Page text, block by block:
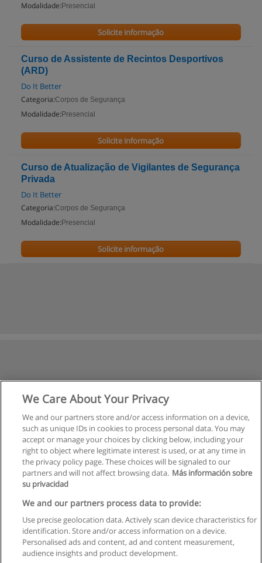
Modalidade: Presencial
Solicite informação
Curso de Assistente de Recintos Desportivos
(ARD)
Do It Better
Categoria:Corpos de Segurança
Modalidade: Presencial
Solicite informação
Curso de Atualização de Vigilantes de Segurança
Privada
Do It Better
Categoria:Corpos de Segurança
Modalidade: Presencial
Solicite informação
Regras de uso
Privacidade de dados
We Care About Your Privacy
We and our partners store and/or access information on a device,
such as unique IDs in cookies to process personal data. You may
accept or manage your choices by clicking below, including your
right to object where legitimate interest is used, or at any time in
the privacy policy page. These choices will be signaled to our
partners and will not affect browsing data. Más información sobre
su privacidad
We and our partners process data to provide:
Use precise geolocation data. Actively scan device characteristics for
identification. Store and/or access information on a device.
Personalised ads and content, ad and content measurement,
audience insights and product development.